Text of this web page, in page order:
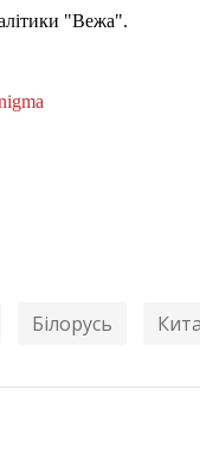
"Вежа".
Білорусь